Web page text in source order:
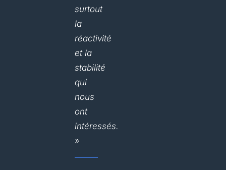
surtout
la
réactivité
et la
stabilité
qui
nous
ont
intéressés.
»